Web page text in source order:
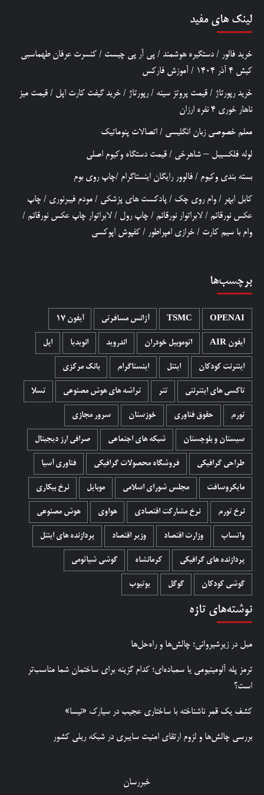
لینک های مفید
خرید فالور / دستگیره هوشمند / پی آر پی چیست / کنسرت عرفان طهماسبی
کیش 4 آذر 1404
/ آموزش فارکس
خرید رپورتاژ / قیمت پروتز سینه /رپورتاژ / خرید گیفت کارت اپل / قیمت میز
ناهار خوری 4 نفره ارزان
معلم خصوصی زبان انگلیسی / اتصالات پنوماتیک
لوله فلکسیبل – شاهرخی / قیمت دستگاه وکیوم اصلی
بسته بندی وکیوم / فالوور رایگان اینستاگرام /چاپ روی بوم
کابل ابهر / وام روی چک / پادکست های پزشکی / مودم فیبرنوری / چاپ
عکس نورقائم / لابراتوار نورقائم / چاپ رول / لابراتوار چاپ عکس نورقائم /
وام با سیم کارت / خرازی امپراطور / کفپوش اپوکسی
برچسب‌ها
OPENAI
TSMC آژانس مسافرتی آیفون 17
آیفون AIR اتوموبیل خودران اندروید انویدیا اپل
اینترنت کودکان اینتل اینستاگرام بانک مرکزی
تاکسی های اینترنتی تتر تراشه های هوش مصنوعی تسلا
تورم حقوق فناوری خوزستان سرور مجازی
سیستان و بلوچستان شبکه های اجتماعی صرافی ارز دیجیتال
طراحی گرافیکی فروشگاه محصولات گرافيکی فناوری آسیا
مایکروسافت مجلس شورای اسلامی موبایل نرخ بیکاری
نرخ تورم نرخ مشارکت اقتصادی هواوی هوش مصنوعی
واتساپ وزارت اقتصاد وزیر اقتصاد پردازنده های اینتل
پردازنده های گرافیکی کرمانشاه گوشی شیائومی
گوشی کودکان گوگل یوتیوب
نوشته‌های تازه
مبل در زیرشیروانی؛ چالش‌ها و راه‌حل‌ها
ترمز پله آلومینیومی یا سمباده‌ای؛ کدام گزینه برای ساختمان شما مناسب‌تر
است؟
کشف یک قمر ناشناخته با ساختاری عجیب در سیارک «نیسا»
بررسی چالش‌ها و لزوم ارتقای امنیت سایبری در شبکه ریلی کشور
خبررسان